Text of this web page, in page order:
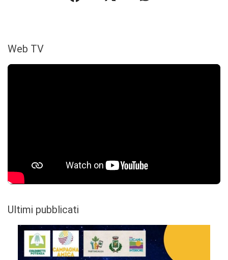
Web TV
Ultimi pubblicati